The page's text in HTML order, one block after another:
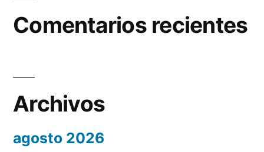
Comentarios recientes
Archivos
agosto 2026